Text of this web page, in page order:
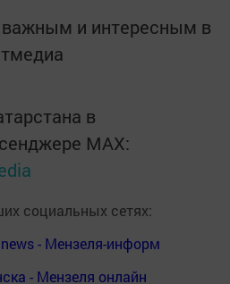
и интересным в
в
MАХ:
социальных сетях:
- Мензеля-информ
- Мензеля онлайн